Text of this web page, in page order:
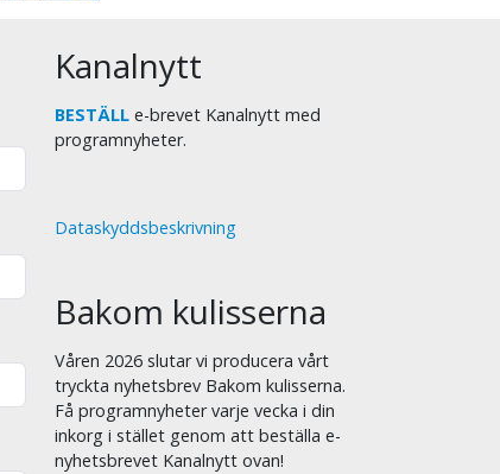
Kanalnytt
BESTÄLL e-brevet Kanalnytt med
programnyheter.
Dataskyddsbeskrivning
Bakom kulisserna
Våren 2026 slutar vi producera vårt
tryckta nyhetsbrev Bakom kulisserna.
Få programnyheter varje vecka i din
inkorg i stället genom att beställa e-
nyhetsbrevet Kanalnytt ovan!